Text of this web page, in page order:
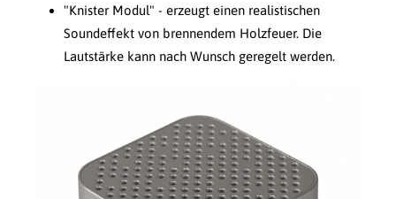
"Knister Modul" - erzeugt einen realistischen
Soundeffekt von brennendem Holzfeuer. Die
Lautstärke kann nach Wunsch geregelt werden.